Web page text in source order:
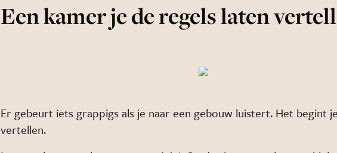
Een kamer je de regels laten
Er gebeurt iets grappigs als je naar een gebouw luistert. Het begint
vertellen.